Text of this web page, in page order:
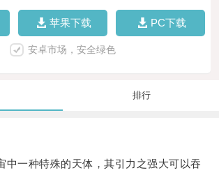
苹果下载 PC下载
安卓市场，安全绿色
排行
一种特殊的天体，其引力之强大可以吞